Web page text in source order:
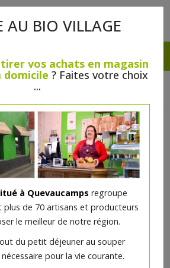
AU BIO VILLAGE
vos achats en magasin
? Faites votre choix
...
à Quevaucamps regroupe
de 70 artisans et producteurs
le meilleur de notre région.
du petit déjeuner au souper
pour la vie courante.